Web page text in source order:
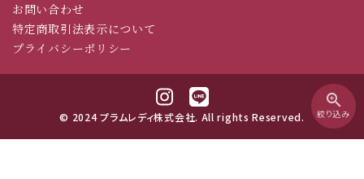
zoom_in
絞り込み
お問い合わせ
特定商取引法表示について
プライバシーポリシー
© 2024 プラムレディ株式会社. All rights Reserved.